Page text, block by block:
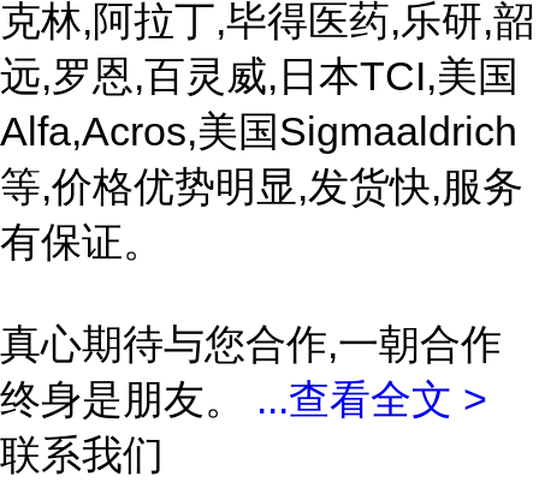
克林,阿拉丁,毕得医药,乐研,韶
远,罗恩,百灵威,日本TCI,美国
Alfa,Acros,美国Sigmaaldrich
等,价格优势明显,发货快,服务
有保证。
真心期待与您合作,一朝合作
终身是朋友。 ...查看全文 >
联系我们